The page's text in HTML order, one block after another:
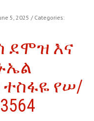
5, 2025 / Categories:
ደሞዝ እና
የሠ/